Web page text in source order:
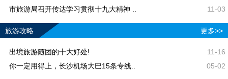
市旅游局召开传达学习贯彻十九大精神 ..
11-03
旅游攻略 更多>>
出境旅游随团的十大好处!
11-16
你一定用得上，长沙机场大巴15条专线..
05-02